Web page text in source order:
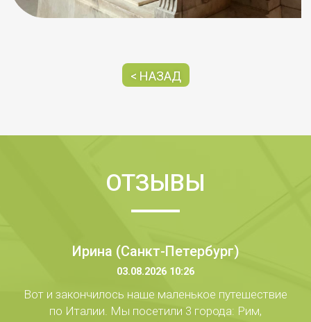
< НАЗАД
ОТЗЫВЫ
Ирина (Санкт-Петербург)
03.08.2026 10:26
Вот и закончилось наше маленькое путешествие
по Италии. Мы посетили 3 города: Рим,